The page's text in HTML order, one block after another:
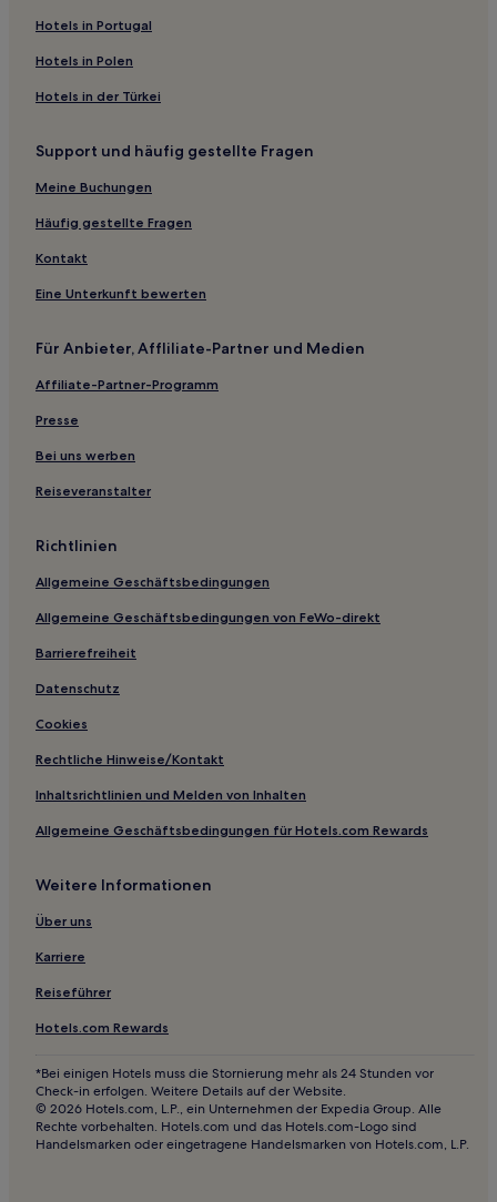
Hotels nahe Sfinalicchio
Mattinata Hotels
Hotels nahe Manaccora
Hotels nahe Kathedrale von Foggia
Hotels nahe Battistero di San Giovanni in Tumba
Monte Sant'Angelo Hotels
Margherita di Savoia Hotels
Hotels nahe Messe von Foggia
Hotels nahe Strand Cala del Turco
Peschici Hotels
Hotels nahe Punta Lunga
Familien in Rodi Garganico
Haustierfreundliche in Rodi Garganico
Hotels mit Parkplatz in Provinz Foggia
Hotels mit Pool in Provinz Foggia
Familien in Provinz Foggia
Familien in Mattinata
Hotels mit Pool in Mattinata
Haustierfreundliche in Foggia
Familien in Foggia
Hotels mit inbegriffenem Frühstück in Foggia
Hotels mit inbegriffenem Frühstück in Vico del Gargano
Hotels mit Pool in Monte Sant'Angelo
Haustierfreundliche in Margherita di Savoia
Familien in San Giovanni Rotondo
Hotels mit inbegriffenem Frühstück in San Giovanni
Rotondo
Haustierfreundliche in Vieste
Familien in Vieste
Hotels mit inbegriffenem Frühstück in Manfredonia
Hotels in Portugal
Hotels in Polen
Hotels in der Türkei
Support und häufig gestellte Fragen
Meine Buchungen
Häufig gestellte Fragen
Kontakt
Eine Unterkunft bewerten
Für Anbieter, Affliliate-Partner und Medien
Affiliate-Partner-Programm
Presse
Bei uns werben
Reiseveranstalter
Richtlinien
Allgemeine Geschäftsbedingungen
Allgemeine Geschäftsbedingungen von FeWo-direkt
Barrierefreiheit
Datenschutz
Cookies
Rechtliche Hinweise/Kontakt
Inhaltsrichtlinien und Melden von Inhalten
Allgemeine Geschäftsbedingungen für Hotels.com Rewards
Weitere Informationen
Über uns
Karriere
Reiseführer
Hotels.com Rewards
*Bei einigen Hotels muss die Stornierung mehr als 24 Stunden vor
Check-in erfolgen. Weitere Details auf der Website.
© 2026 Hotels.com, L.P., ein Unternehmen der Expedia Group. Alle
Rechte vorbehalten. Hotels.com und das Hotels.com-Logo sind
Handelsmarken oder eingetragene Handelsmarken von Hotels.com, L.P.